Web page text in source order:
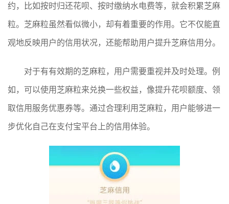
约，比如按时归还花呗、按时缴纳水电费等，就会积累芝麻
粒。芝麻粒虽然看似微小，却有着重要的作用。它不仅能直
观地反映用户的信用状况，还能帮助用户提升芝麻信用分。
对于有有效期的芝麻粒，用户需要重视并及时处理。例
如，可以使用芝麻粒来兑换一些权益，像提升花呗额度、领
取信用服务优惠券等。通过合理利用芝麻粒，用户能够进一
步优化自己在支付宝平台上的信用体验。